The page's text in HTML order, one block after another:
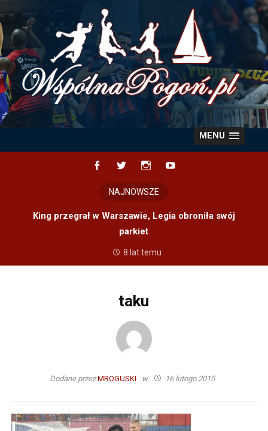
content
MENU
NAJNOWSZE
King przegrał w Warszawie, Legia obroniła swój
parkiet
8 lat temu
taku
Dodane przezMROGUSKI w 16 lutego 2015